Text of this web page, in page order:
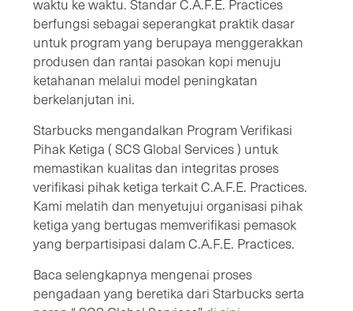
waktu ke waktu. Standar C.A.F.E. Practices
berfungsi sebagai seperangkat praktik dasar
untuk program yang berupaya menggerakkan
produsen dan rantai pasokan kopi menuju
ketahanan melalui model peningkatan
berkelanjutan ini.
Starbucks mengandalkan Program Verifikasi
Pihak Ketiga ( SCS Global Services ) untuk
memastikan kualitas dan integritas proses
verifikasi pihak ketiga terkait C.A.F.E. Practices.
Kami melatih dan menyetujui organisasi pihak
ketiga yang bertugas memverifikasi pemasok
yang berpartisipasi dalam C.A.F.E. Practices.
Baca selengkapnya mengenai proses
pengadaan yang beretika dari Starbucks serta